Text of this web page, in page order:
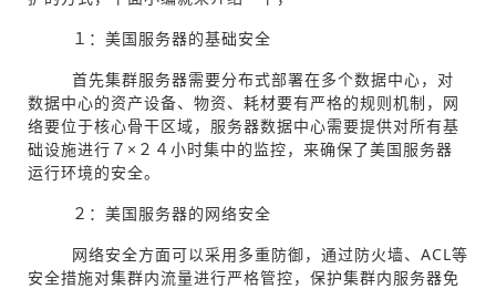
１：美国服务器的基础安全
首先集群服务器需要分布式部署在多个数据中心，对
数据中心的资产设备、物资、耗材要有严格的规则机制，网
络要位于核心骨干区域，服务器数据中心需要提供对所有基
础设施进行７×２４小时集中的监控，来确保了美国服务器
运行环境的安全。
２：美国服务器的网络安全
网络安全方面可以采用多重防御，通过防火墙、ACL等
安全措施对集群内流量进行严格管控，保护集群内服务器免